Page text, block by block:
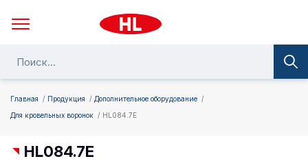
Главная Продукция
Дополнительное оборудование
Для кровельных воронок
HL084.7E
HL084.7E